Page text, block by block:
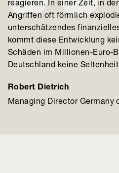
reagieren. In einer Zeit, in
Angriffen oft förmlich
unterschätzendes
kommt diese Entwicklung
Schäden im Millionen-Euro-
Deutschland keine
Robert Dietrich
Managing Director Germany